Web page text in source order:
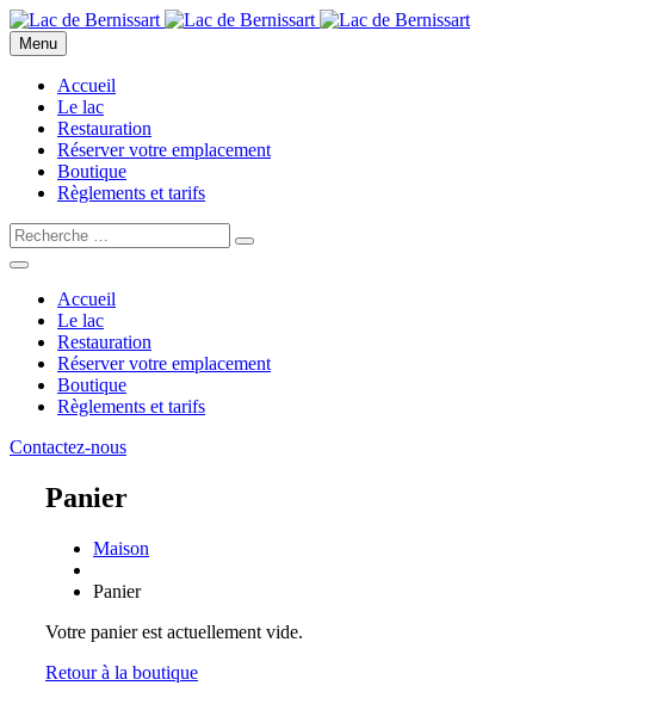
Menu
Accueil
Le lac
Restauration
Réserver votre emplacement
Boutique
Règlements et tarifs
Accueil
Le lac
Restauration
Réserver votre emplacement
Boutique
Règlements et tarifs
Contactez-nous
Panier
Maison
Panier
Votre panier est actuellement vide.
Retour à la boutique